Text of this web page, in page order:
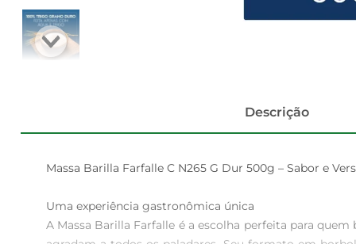
Descrição
Massa Barilla Farfalle C N265 G Dur 500g – Sabor e
Uma experiência gastronômica única
A Massa Barilla Farfalle é a escolha perfeita para